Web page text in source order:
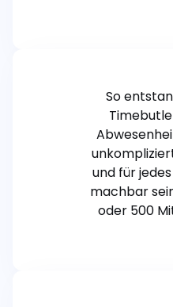
So
und für
machbar
oder 500